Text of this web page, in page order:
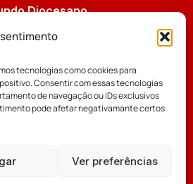
tecnologias como cookies para
Consentir com essas tecnologias
de navegação ou IDs exclusivos
pode afetar negativamante certos
Ver preferências
Diocesano
Eclesiástico
da Educação